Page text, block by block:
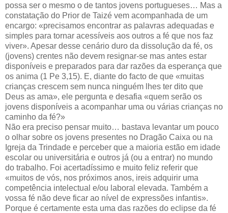
possa ser o mesmo o de tantos jovens portugueses… Mas a
constatação do Prior de Taizé vem acompanhada de um
encargo: «precisamos encontrar as palavras adequadas e
simples para tornar acessíveis aos outros a fé que nos faz
viver». Apesar desse cenário duro da dissolução da fé, os
(jovens) crentes não devem resignar-se mas antes estar
disponíveis e preparados para dar razões da esperança que
os anima (1 Pe 3,15). E, diante do facto de que «muitas
crianças crescem sem nunca ninguém lhes ter dito que
Deus as ama», ele pergunta e desafia «quem serão os
jovens disponíveis a acompanhar uma ou várias crianças no
caminho da fé?»
Não era preciso pensar muito… bastava levantar um pouco
o olhar sobre os jovens presentes no Dragão Caixa ou na
Igreja da Trindade e perceber que a maioria estão em idade
escolar ou universitária e outros já (ou a entrar) no mundo
do trabalho. Foi acertadíssimo e muito feliz referir que
«muitos de vós, nos próximos anos, ireis adquirir uma
competência intelectual e/ou laboral elevada. Também a
vossa fé não deve ficar ao nível de expressões infantis».
Porque é certamente esta uma das razões do eclipse da fé